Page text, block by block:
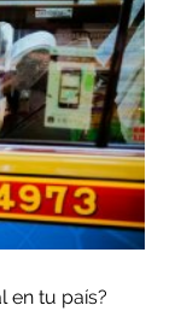
en tu país?